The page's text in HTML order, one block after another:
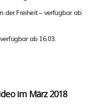
der Freiheit – verfügbar ab
ab 16.03.
im März 2018